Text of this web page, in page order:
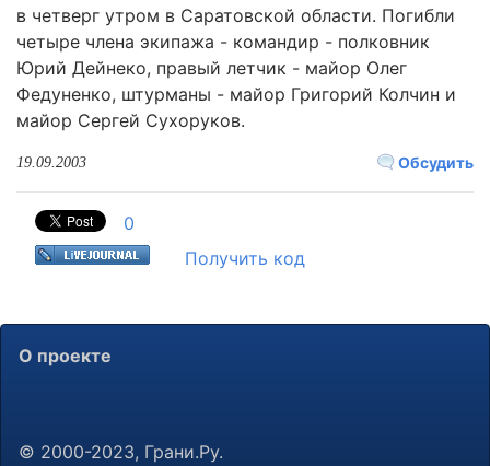
в четверг утром в Саратовской области. Погибли
четыре члена экипажа - командир - полковник
Юрий Дейнеко, правый летчик - майор Олег
Федуненко, штурманы - майор Григорий Колчин и
майор Сергей Сухоруков.
Обсудить
19.09.2003
0
Получить код
О проекте
© 2000-2023, Грани.Ру.